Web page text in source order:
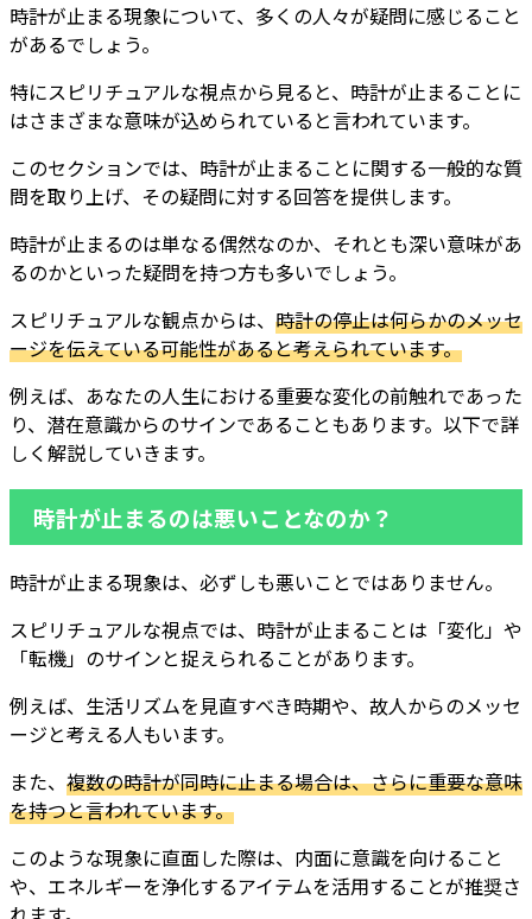
時計が止まる現象について、多くの人々が疑問に感じること
があるでしょう。
特にスピリチュアルな視点から見ると、時計が止まることに
はさまざまな意味が込められていると言われています。
このセクションでは、時計が止まることに関する一般的な質
問を取り上げ、その疑問に対する回答を提供します。
時計が止まるのは単なる偶然なのか、それとも深い意味があ
るのかといった疑問を持つ方も多いでしょう。
スピリチュアルな観点からは、 時計の停止は何らかのメッセ
ージを伝えている可能性があると考えられています。
例えば、あなたの人生における重要な変化の前触れであった
り、潜在意識からのサインであることもあります。以下で詳
しく解説していきます。
時計が止まるのは悪いことなのか？
時計が止まる現象は、必ずしも悪いことではありません。
スピリチュアルな視点では、時計が止まることは「変化」や
「転機」のサインと捉えられることがあります。
例えば、生活リズムを見直すべき時期や、故人からのメッセ
ージと考える人もいます。
また、 複数の時計が同時に止まる場合は、さらに重要な意味
を持つと言われています。
このような現象に直面した際は、内面に意識を向けること
や、エネルギーを浄化するアイテムを活用することが推奨さ